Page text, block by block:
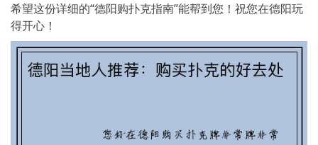
希望这份详细的“德阳购扑克指南”能帮到您！祝您在德阳玩
得开心！